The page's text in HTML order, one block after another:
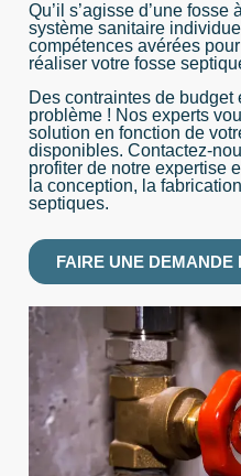
Qu’il s’agisse d’une fosse
système sanitaire
compétences avérées
réaliser votre fosse
Des contraintes de budget
problème ! Nos experts
solution en fonction de
disponibles. Contactez-
profiter de notre expertise
la conception, la
septiques.
FAIRE UNE DEMANDE